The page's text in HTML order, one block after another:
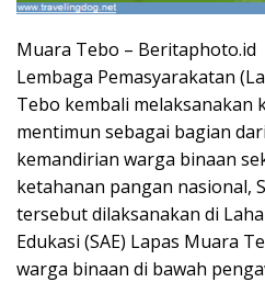
Muara Tebo – Beritaphoto.id
Lembaga Pemasyarakatan
Tebo kembali melaksanakan
mentimun sebagai bagian
kemandirian warga binaan
ketahanan pangan nasional,
tersebut dilaksanakan di
Edukasi (SAE) Lapas Muara
warga binaan di bawah